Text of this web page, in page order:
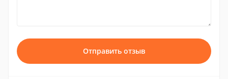
Отправить отзыв